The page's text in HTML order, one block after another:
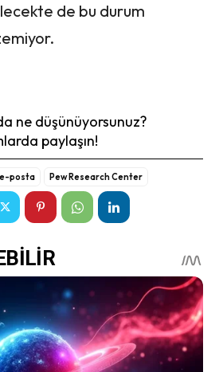
de bu durum
ne düşünüyorsunuz?
paylaşın!
e-posta Pew Research Center